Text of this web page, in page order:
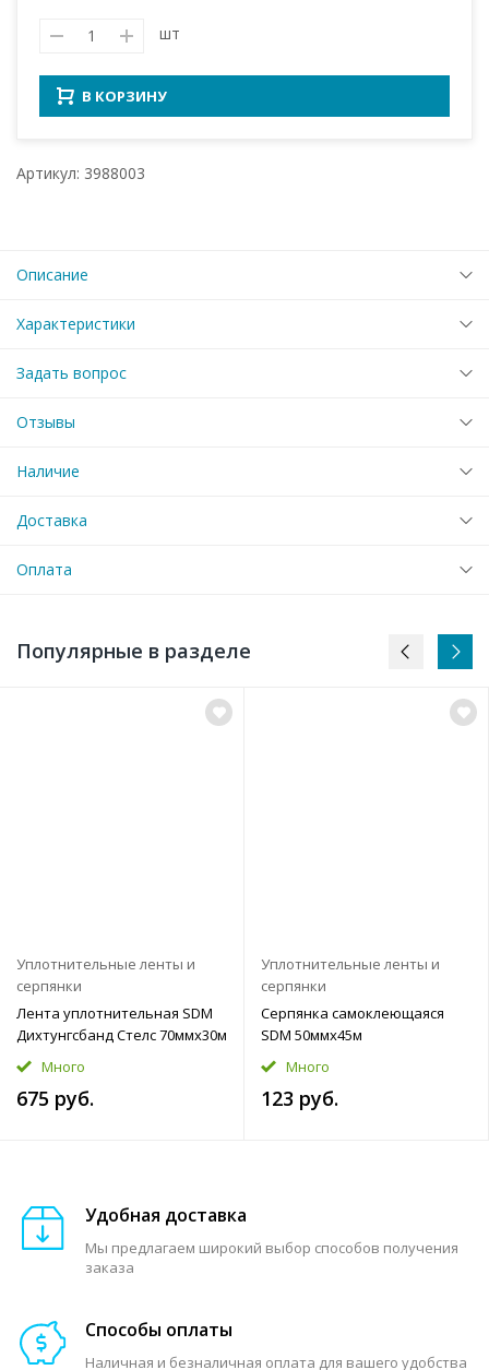
шт
В КОРЗИНУ
Артикул: 3988003
Описание
Характеристики
Задать вопрос
Отзывы
Наличие
Доставка
Оплата
Популярные в разделе
Уплотнительные ленты и
серпянки
Лента уплотнительная SDM
Дихтунгсбанд Стелс 70ммx30м
Много
675 руб.
Уплотнительные ленты и
серпянки
Серпянка самоклеющаяся
SDM 50ммx45м
Много
123 руб.
Удобная доставка
Мы предлагаем широкий выбор способов получения
заказа
Способы оплаты
Наличная и безналичная оплата для вашего удобства